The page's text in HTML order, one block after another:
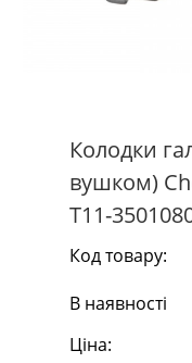
Колодки
вушком)
T11-
Код товару:
В наявності
Ціна: